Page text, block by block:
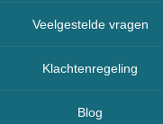
Veelgestelde vragen
Klachtenregeling
Blog